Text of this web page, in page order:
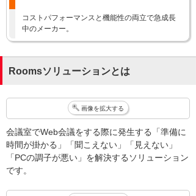
コストパフォーマンスと機能性の両立で急成長
中のメーカー。
Roomsソリューションとは
画像を拡大する
会議室でWeb会議をする際に発生する「準備に
時間が掛かる」「聞こえない」「見えない」
「PCの調子が悪い」を解決するソリューション
です。